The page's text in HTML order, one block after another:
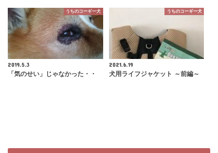
うちのコーギー犬
2019.5.3
「気のせい」じゃなかった・・
うちのコーギー犬
2021.6.19
犬用ライフジャケット ～前編～